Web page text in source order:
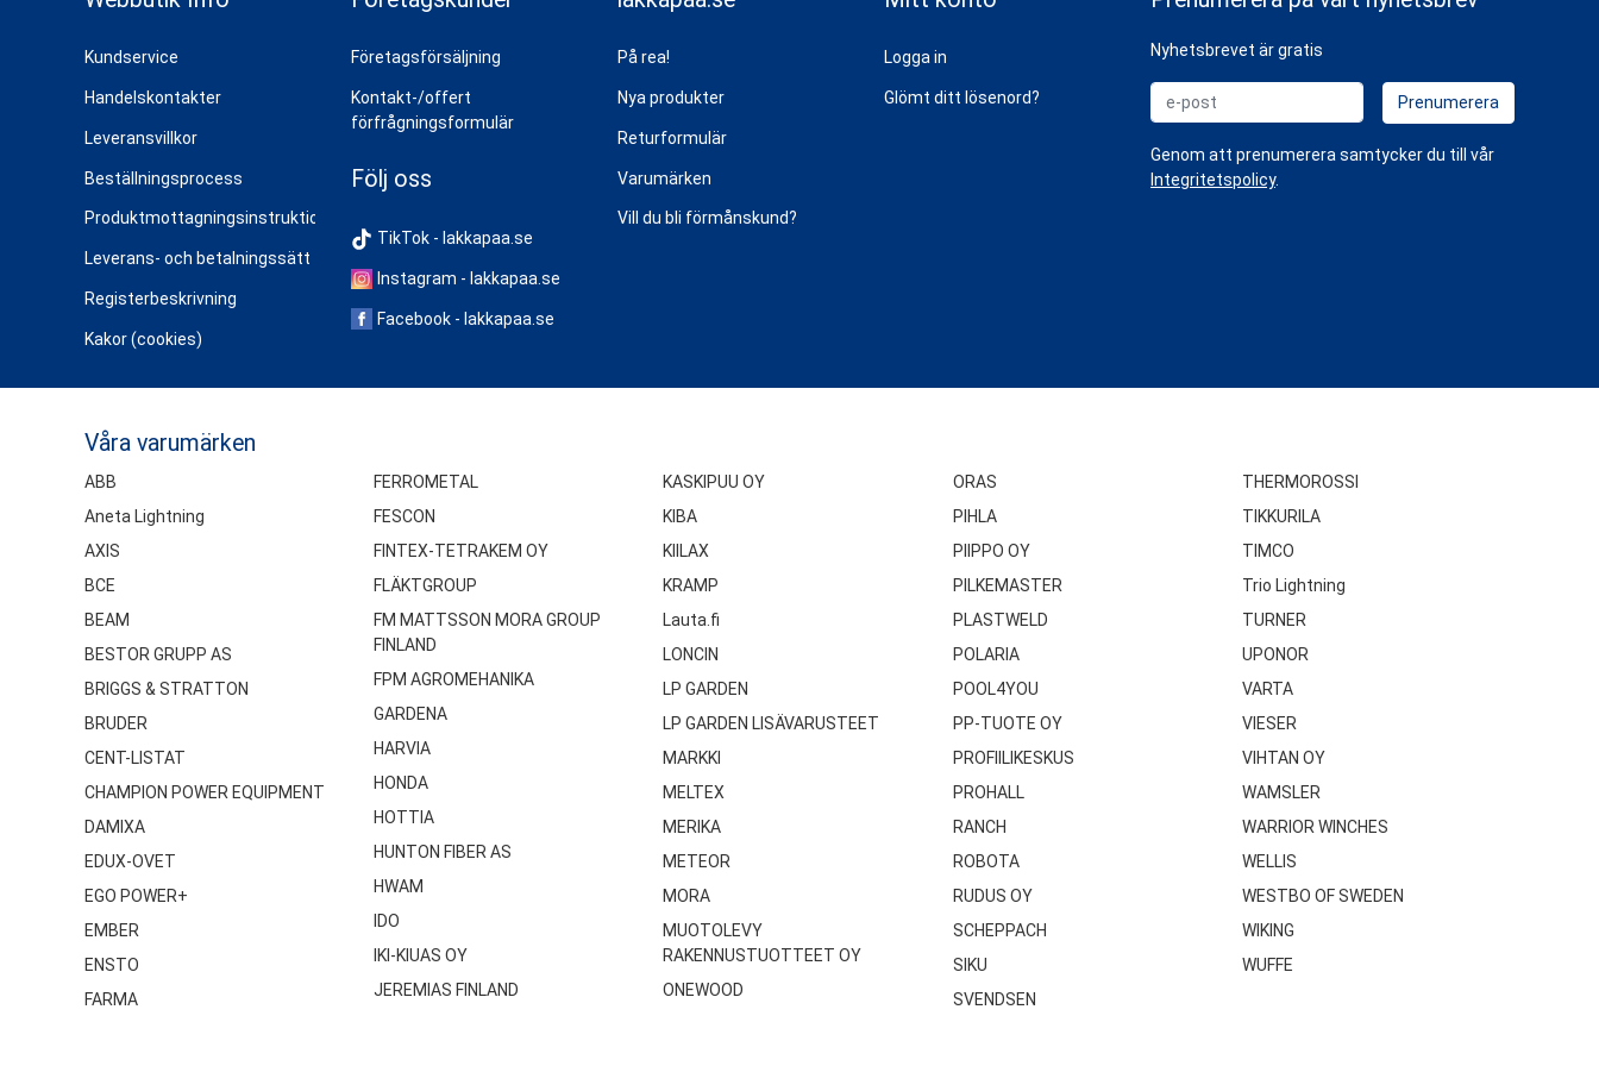
Kundservice
Handelskontakter
Leveransvillkor
Beställningsprocess
Produktmottagningsinstruktioner
Leverans- och betalningssätt
Registerbeskrivning
Kakor (cookies)
Företagsförsäljning
Kontakt-/offert
förfrågningsformulär
Följ oss
TikTok - lakkapaa.se
Instagram - lakkapaa.se
Facebook - lakkapaa.se
På rea!
Nya produkter
Returformulär
Varumärken
Vill du bli förmånskund?
Logga in
Glömt ditt lösenord?
Nyhetsbrevet är gratis
e-post Prenumerera
Genom att prenumerera samtycker du till vår
Integritetspolicy.
Våra varumärken
ABB
Aneta Lightning
AXIS
BCE
BEAM
BESTOR GRUPP AS
BRIGGS & STRATTON
BRUDER
CENT-LISTAT
CHAMPION POWER EQUIPMENT
DAMIXA
EDUX-OVET
EGO POWER+
EMBER
ENSTO
FARMA
FERROMETAL
FESCON
FINTEX-TETRAKEM OY
FLÄKTGROUP
FM MATTSSON MORA GROUP
FINLAND
FPM AGROMEHANIKA
GARDENA
HARVIA
HONDA
HOTTIA
HUNTON FIBER AS
HWAM
IDO
IKI-KIUAS OY
JEREMIAS FINLAND
KASKIPUU OY
KIBA
KIILAX
KRAMP
Lauta.fi
LONCIN
LP GARDEN
LP GARDEN LISÄVARUSTEET
MARKKI
MELTEX
MERIKA
METEOR
MORA
MUOTOLEVY
RAKENNUSTUOTTEET OY
ONEWOOD
ORAS
PIHLA
PIIPPO OY
PILKEMASTER
PLASTWELD
POLARIA
POOL4YOU
PP-TUOTE OY
PROFIILIKESKUS
PROHALL
RANCH
ROBOTA
RUDUS OY
SCHEPPACH
SIKU
SVENDSEN
THERMOROSSI
TIKKURILA
TIMCO
Trio Lightning
TURNER
UPONOR
VARTA
VIESER
VIHTAN OY
WAMSLER
WARRIOR WINCHES
WELLIS
WESTBO OF SWEDEN
WIKING
WUFFE